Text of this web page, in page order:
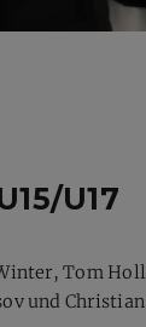
U17
Tom
und